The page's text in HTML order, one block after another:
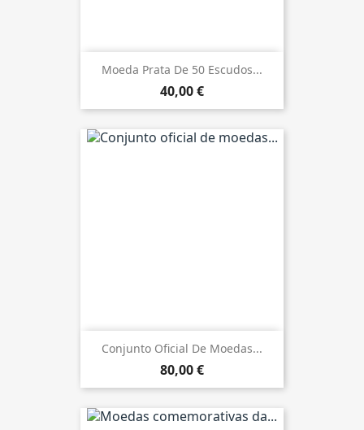
Moeda Prata De 50 Escudos...
40,00 €
Conjunto Oficial De Moedas...
80,00 €